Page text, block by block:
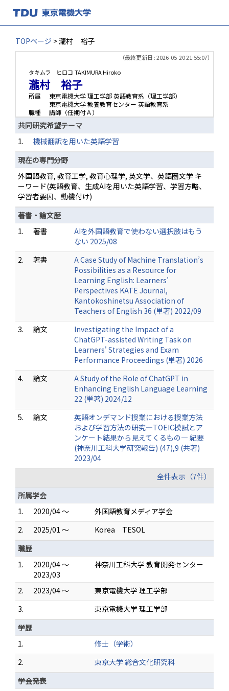
TOPページ > 瀧村 裕子
（最終更新日 : 2026-05-20 21:55:07）
タキムラ ヒロコ TAKIMURA Hiroko
瀧村 裕子
所属
東京電機大学 理工学部 英語教育系（理工学部）
東京電機大学 教養教育センター 英語教育系
職種
講師（任期付Ａ）
共同研究希望テーマ
1.
機械翻訳を用いた英語学習
現在の専門分野
外国語教育, 教育工学, 教育心理学, 英文学、英語圏文学 キ
ーワード(英語教育、生成AIを用いた英語学習、学習方略、
学習者要因、動機付け)
著書・論文歴
1.
著書
AIを外国語教育で使わない選択肢はもう
ない 2025/08
2.
著書
A Case Study of Machine Translation’s
Possibilities as a Resource for
Learning English: Learners’
Perspectives KATE Journal,
Kantokoshinetsu Association of
Teachers of English 36 (単著) 2022/09
3.
論文
Investigating the Impact of a
ChatGPT-assisted Writing Task on
Learners' Strategies and Exam
Performance Proceedings (単著) 2026
4.
論文
A Study of the Role of ChatGPT in
Enhancing English Language Learning
22 (単著) 2024/12
5.
論文
英語オンデマンド授業における授業方法
および学習方法の研究―TOEIC模試とア
ンケート結果から見えてくるもの― 紀要
(神奈川工科大学研究報告) (47),9 (共著)
2023/04
全件表示（7件）
所属学会
1.
2020/04 ～
外国語教育メディア学会
2.
2025/01 ～
Korea TESOL
職歴
1.
2020/04 ～
2023/03
神奈川工科大学 教育開発センター
2. 2023/04 ～
東京電機大学 理工学部
3.
東京電機大学 理工学部
学歴
1.
修士（学術）
2.
東京大学 総合文化研究科
学会発表